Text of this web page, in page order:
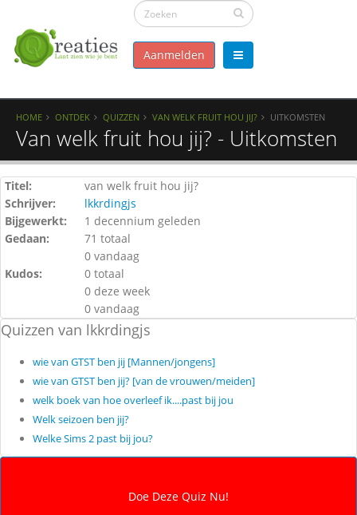
Aanmelden
HOME ONTDEK QUIZZEN VAN WELK FRUIT HOU JIJ? UITKOMSTEN
Van welk fruit hou jij? - Uitkomsten
Titel:
van welk fruit hou jij?
Schrijver:
lkkrdingjs
Bijgewerkt:
1 decennium geleden
Gedaan:
71 totaal
0 vandaag
Kudos:
0 totaal
0 deze week
0 vandaag
Quizzen van lkkrdingjs
wie van GTST ben jij [Mannen/jongens]
wie van GTST ben jij? [van de vrouwen/meiden]
welk boek van hoe overleef ik....past bij jou
Welk seizoen ben jij?
Welke Sims 2 past bij jou?